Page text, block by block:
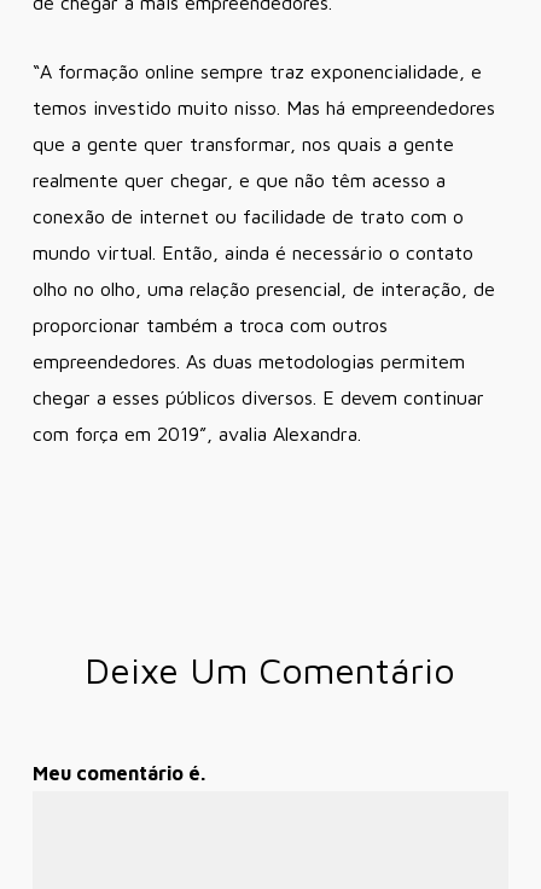
“A formação online sempre traz exponencialidade, e
temos investido muito nisso. Mas há empreendedores
que a gente quer transformar, nos quais a gente
realmente quer chegar, e que não têm acesso a
conexão de internet ou facilidade de trato com o
mundo virtual. Então, ainda é necessário o contato
olho no olho, uma relação presencial, de interação, de
proporcionar também a troca com outros
empreendedores. As duas metodologias permitem
chegar a esses públicos diversos. E devem continuar
com força em 2019”, avalia Alexandra.
Deixe Um Comentário
Meu comentário é.